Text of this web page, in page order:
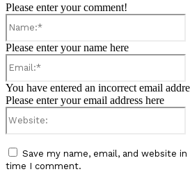
Please enter your comment!
Please enter your name here
You have entered an incorrect email
Please enter your email address here
Save my name, email, and website
time I comment.